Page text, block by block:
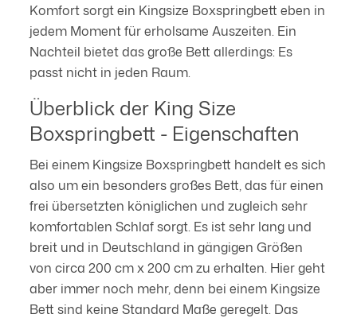
Komfort sorgt ein Kingsize Boxspringbett eben in
jedem Moment für erholsame Auszeiten. Ein
Nachteil bietet das große Bett allerdings: Es
passt nicht in jeden Raum.
Überblick der King Size
Boxspringbett - Eigenschaften
Bei einem Kingsize Boxspringbett handelt es sich
also um ein besonders großes Bett, das für einen
frei übersetzten königlichen und zugleich sehr
komfortablen Schlaf sorgt. Es ist sehr lang und
breit und in Deutschland in gängigen Größen
von circa 200 cm x 200 cm zu erhalten. Hier geht
aber immer noch mehr, denn bei einem Kingsize
Bett sind keine Standard Maße geregelt. Das